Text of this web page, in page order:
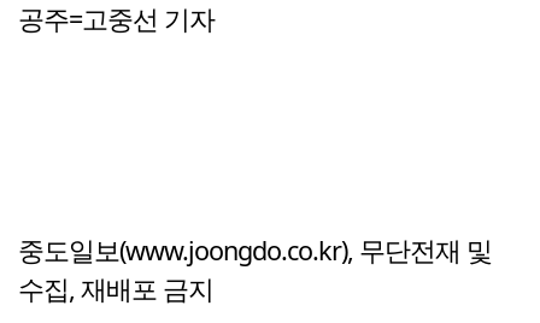
공주=고중선 기자
중도일보(www.joongdo.co.kr), 무단전재 및
수집, 재배포 금지